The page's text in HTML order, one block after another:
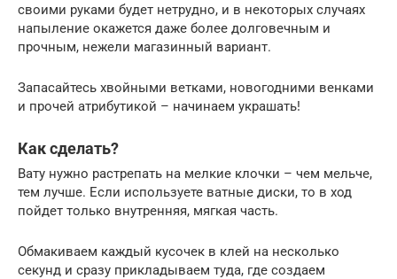
своими руками будет нетрудно, и в некоторых случаях
напыление окажется даже более долговечным и
прочным, нежели магазинный вариант.
Запасайтесь хвойными ветками, новогодними венками
и прочей атрибутикой – начинаем украшать!
Как сделать?
Вату нужно растрепать на мелкие клочки – чем мельче,
тем лучше. Если используете ватные диски, то в ход
пойдет только внутренняя, мягкая часть.
Обмакиваем каждый кусочек в клей на несколько
секунд и сразу прикладываем туда, где создаем